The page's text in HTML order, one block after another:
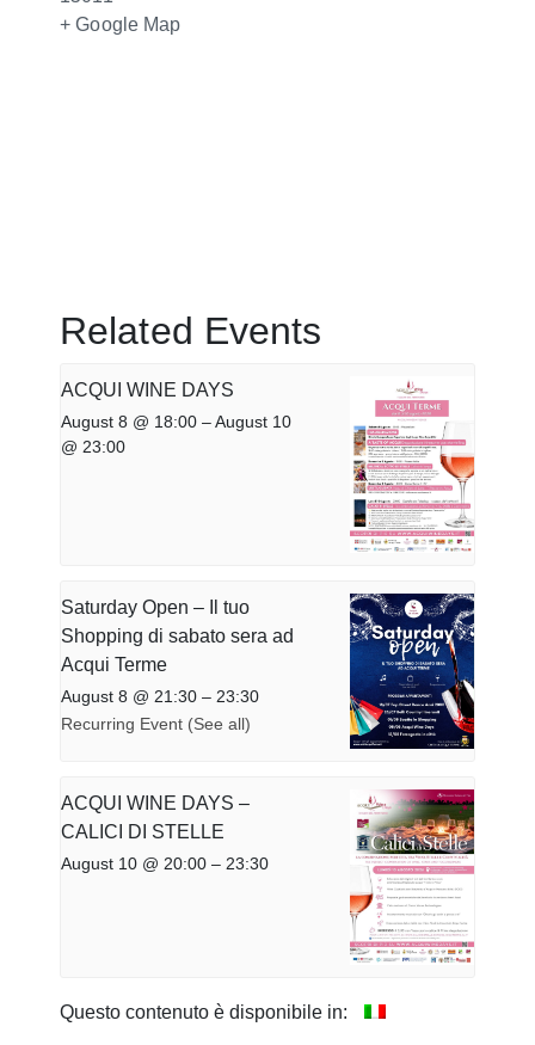
+ Google Map
Related Events
ACQUI WINE DAYS
August 8 @ 18:00 –August 10
@ 23:00
Saturday Open – Il tuo
Shopping di sabato sera ad
Acqui Terme
August 8 @ 21:30 – 23:30
Recurring Event (See all)
ACQUI WINE DAYS –
CALICI DI STELLE
August 10 @ 20:00 – 23:30
Questo contenuto è disponibile in: